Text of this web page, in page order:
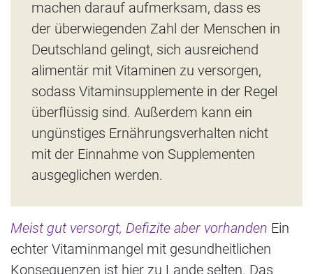
machen darauf aufmerksam, dass es
der überwiegenden Zahl der Menschen in
Deutschland gelingt, sich ausreichend
alimentär mit Vitaminen zu versorgen,
sodass Vitaminsupplemente in der Regel
überflüssig sind. Außerdem kann ein
ungünstiges Ernährungsverhalten nicht
mit der Einnahme von Supplementen
ausgeglichen werden.
Meist gut versorgt, Defizite aber vorhanden Ein
echter Vitaminmangel mit gesundheitlichen
Konsequenzen ist hier zu Lande selten. Das